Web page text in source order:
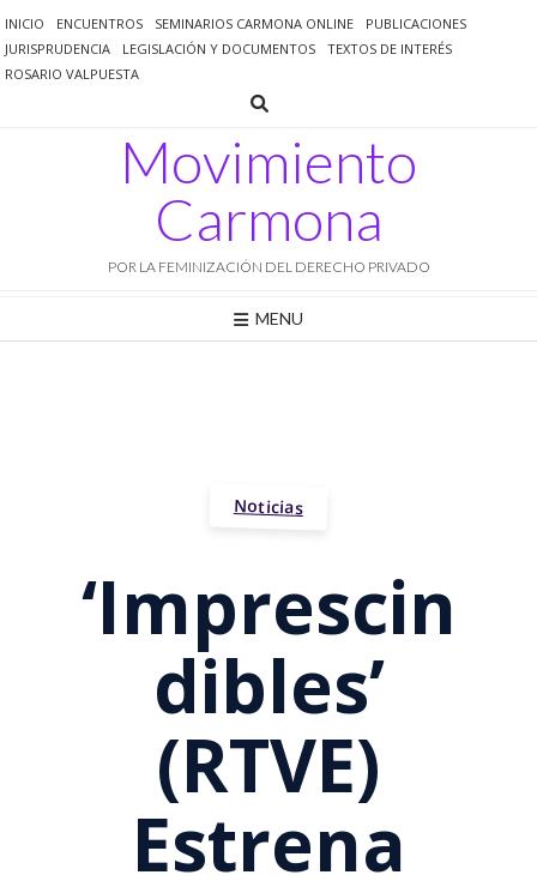
al
contenido
INICIO ENCUENTROS SEMINARIOS CARMONA ONLINE
PUBLICACIONES
JURISPRUDENCIA
LEGISLACIÓN Y DOCUMENTOS
TEXTOS DE INTERÉS
ROSARIO VALPUESTA
Movimiento
Carmona
POR LA FEMINIZACIÓN DEL DERECHO PRIVADO
MENU
Noticias
‘Imprescin
Dibles’
(RTVE)
Estrena